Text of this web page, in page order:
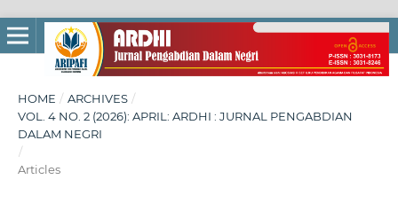
HOME / ARCHIVES /
VOL. 4 NO. 2 (2026): APRIL: ARDHI : JURNAL PENGABDIAN
DALAM NEGRI
/
Articles